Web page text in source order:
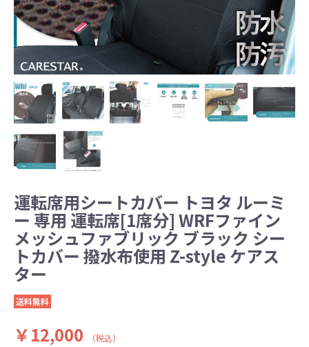
運転席用シートカバー トヨタ ルーミ
ー 専用 運転席[1席分] WRFファイン
メッシュファブリック ブラック シー
トカバー 撥水布使用 Z-style ケアス
ター
送料無料
￥12,000 （税込）